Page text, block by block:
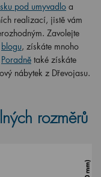
pod umyvadlo a
realizací, jistě vám
Zavolejte
blogu, získáte mnoho
Poradně také získáte
nábytek z Dřevojasu.
rozměrů